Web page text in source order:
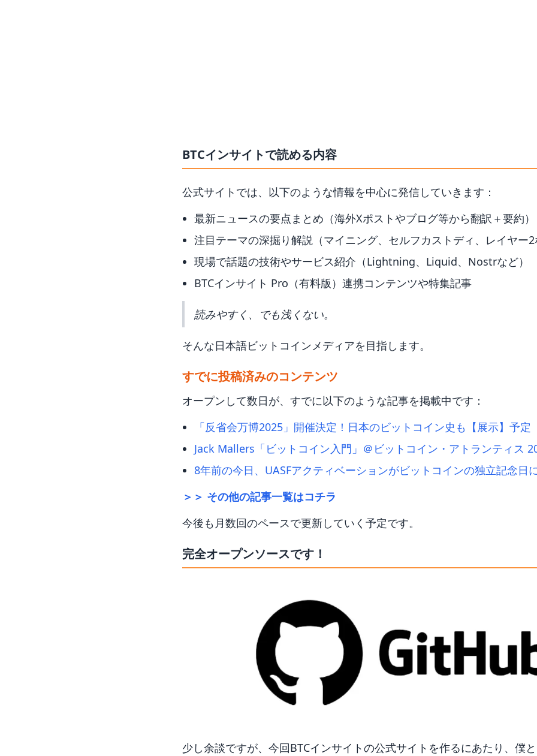
BTCインサイトで読める内容
公式サイトでは、以下のような情報を中心に発信していきます：
最新ニュースの要点まとめ（海外Xポストやブログ等から翻訳＋要約）
注目テーマの深掘り解説（マイニング、セルフカストディ、レイヤー
現場で話題の技術やサービス紹介（Lightning、Liquid、Nostrなど）
BTCインサイト Pro（有料版）連携コンテンツや特集記事
読みやすく、でも浅くない。
そんな日本語ビットコインメディアを目指します。
すでに投稿済みのコンテンツ
オープンして数日が、すでに以下のような記事を掲載中です：
「反省会万博2025」開催決定！日本のビットコイン史も【展示】予定
Jack Mallers「ビットコイン入門」＠ビットコイン・アトランティス
8年前の今日、UASFアクティベーションがビットコインの独立記念日
＞＞ その他の記事一覧はコチラ
今後も月数回のペースで更新していく予定です。
完全オープンソースです！
少し余談ですが、今回BTCインサイトの公式サイトを作るにあたり、僕